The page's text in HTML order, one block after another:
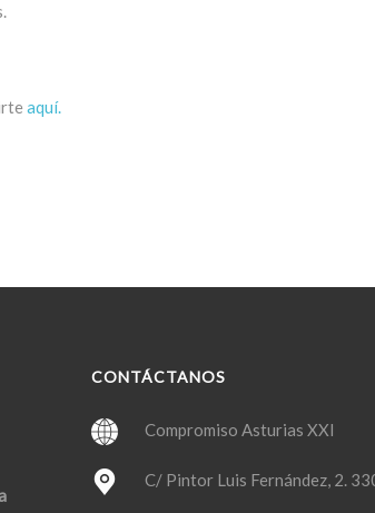
aquí.
CONTÁCTANOS
Compromiso Asturias XXI
C/ Pintor Luis Fernández, 2.